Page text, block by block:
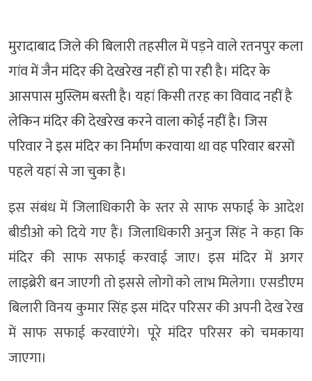
मुरादाबाद जिले की बिलारी तहसील में पड़ने वाले रतनपुर कला
गांव में जैन मंदिर की देखरेख नहीं हो पा रही है। मंदिर के
आसपास मुस्लिम बस्ती है। यहां किसी तरह का विवाद नहीं है
लेकिन मंदिर की देखरेख करने वाला कोई नहीं है। जिस
परिवार ने इस मंदिर का निर्माण करवाया था वह परिवार बरसों
पहले यहां से जा चुका है।
इस संबंध में जिलाधिकारी के स्तर से साफ सफाई के आदेश
बीडीओ को दिये गए हैं। जिलाधिकारी अनुज सिंह ने कहा कि
मंदिर की साफ सफाई करवाई जाए। इस मंदिर में अगर
लाइब्रेरी बन जाएगी तो इससे लोगों को लाभ मिलेगा। एसडीएम
बिलारी विनय कुमार सिंह इस मंदिर परिसर की अपनी देख रेख
में साफ सफाई करवाएंगे। पूरे मंदिर परिसर को चमकाया
जाएगा।